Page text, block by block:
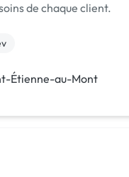
de chaque client.
Étienne-au-Mont